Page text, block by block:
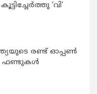
‘വി’
രണ്ട് ഓപ്പണ്‍
ഫണ്ടുകള്‍